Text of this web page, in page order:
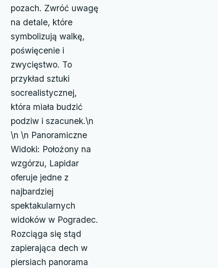
pozach. Zwróć uwagę
na detale, które
symbolizują walkę,
poświęcenie i
zwycięstwo. To
przykład sztuki
socrealistycznej,
która miała budzić
podziw i szacunek.\n
\n \n Panoramiczne
Widoki: Położony na
wzgórzu, Lapidar
oferuje jedne z
najbardziej
spektakularnych
widoków w Pogradec.
Rozciąga się stąd
zapierająca dech w
piersiach panorama